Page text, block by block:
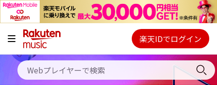
キャンペーン
料金プラン
使い方
Webプレイヤー
ご契約内容の確認・変更
楽天IDでログイン